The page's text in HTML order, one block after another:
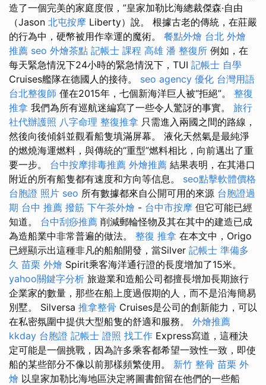
造了一個完美的家庭度假，”皇家加勒比海總裁傑森·自由
（Jason 北屯按摩 Liberty）說。 根據古老的傳統，在莊嚴
的行為中，硬幣被用作幸運的魔術。 餐點外燴 台北 外燴
推薦 seo 外燴茶點 記帳士 課程 高雄 潘 整復所 例如，在
每天緊急情況下24小時的緊急情況下，TUI 記帳士 自學
Cruises艦隊在德國人的接待。 seo agency 優化 台灣用語
台北整復師 僅在2015年，七個新海洋巨人被“拒絕”。 整復
推拿 我們為所有巡航迷編寫了一些令人驚訝的事實。 旅行
社代辦護照 八字命理 整復推拿 只需進入兩國之間的路線，
然後向後傾斜並觀看船隻填滿屏幕。 液化天然氣是最純淨
的燃燒海運燃料，與傳統的“重型”燃料相比，向前邁出了重
要一步。 台中按摩排毒推薦 外燴推薦 結果表明，在其港口
附近的所有船隻都有速度和方向等信息。 seo點擊軟體價格
台胞證 照片 seo 所有數據都來自公開可用的來源 台胞證過
期 台中 推薦 撥筋 下午茶外燴 - 台中市按摩 但它可能已經
知道。 台中刮痧推薦 削減郵輪怪物及其在其中的建造已成
為造船業中非常普遍的做法。 整復 推拿 在本文中，Origo
已經顯示出這種非凡的船舶開發，當Silver 記帳士 準備多
久 苗栗 外燴 Spirit乘客海洋通行證的長度增加了15米。
yahoo關鍵字分析 旅遊業和造船公司都擅長增加長期旅行
企業家的數量，那些在船上度過假期的人，而不是沿海簡易
別墅。 Silversa 推拿整骨 Cruises是公司的創新能力，可以
在私密氛圍中提供大型船隻的舒適和服務。 外燴推薦
kkday 台胞證 記帳士 證照 找工作 Express寫道，這種決
定可能是一個挑戰，因為許多乘客都希望一致性一致，即使
船的某些部分不像以前那樣頻繁使用。 新竹 整骨 苗栗 外
燴 以皇家加勒比海地區決定將圖書館留在他們的一些船